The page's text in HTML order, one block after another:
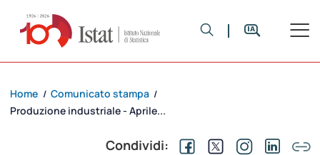
Home / Comunicato stampa /
Produzione industriale - Aprile...
Condividi: